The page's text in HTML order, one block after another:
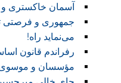
آسمان خاکستری و
جمهوری و فرصتی
می‌نماید راه!
رفراندم قانون
مؤسسان و موسوی،